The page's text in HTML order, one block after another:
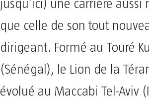
jusqu’ici) une carrière aussi
que celle de son tout
dirigeant. Formé au Touré
(Sénégal), le Lion de la
évolué au Maccabi Tel-Aviv